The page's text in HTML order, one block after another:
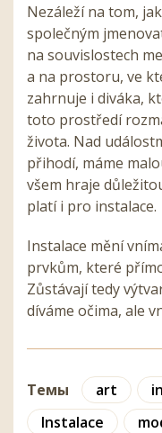
Nezáleží na tom,
společným
na souvislostech
a na prostoru, ve
zahrnuje i diváka,
toto prostředí
života. Nad
přihodí, máme
všem hraje
platí i pro instalace.
Instalace mění
prvkům, které
Zůstávají tedy
díváme očima, ale
Темы art
Instalace